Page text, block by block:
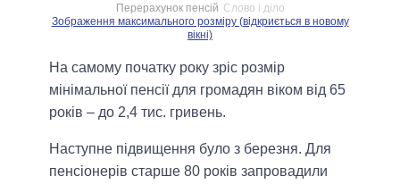
Перерахунок пенсій Слово і діло
Зображення максимального розміру (відкриється в новому
вікні)
На самому початку року зріс розмір
мінімальної пенсії для громадян віком від 65
років – до 2,4 тис. гривень.
Наступне підвищення було з березня. Для
пенсіонерів старше 80 років запровадили